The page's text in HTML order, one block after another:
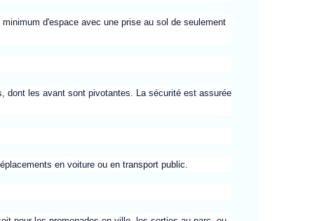
d'espace avec une prise au sol de seulement
dont les avant sont pivotantes. La sécurité est assurée
en voiture ou en transport public.